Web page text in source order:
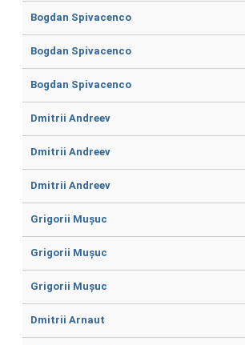
Bogdan Spivacenco
Bogdan Spivacenco
Bogdan Spivacenco
Dmitrii Andreev
Dmitrii Andreev
Dmitrii Andreev
Grigorii Mușuc
Grigorii Mușuc
Grigorii Mușuc
Dmitrii Arnaut